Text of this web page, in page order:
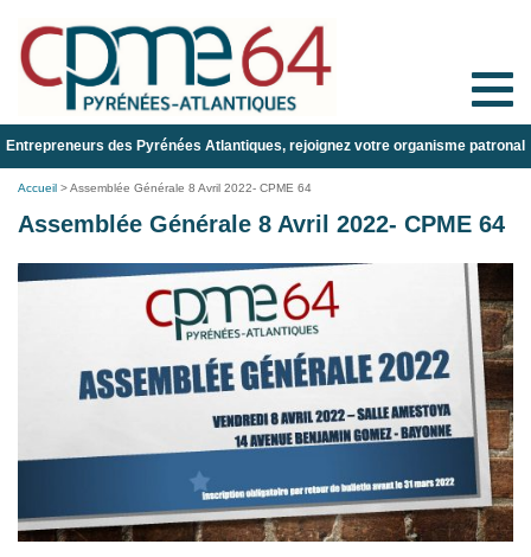
Toggle
Entrepreneurs des Pyrénées Atlantiques, rejoignez votre organisme patronal
Accueil >Assemblée Générale 8 Avril 2022- CPME 64
Assemblée Générale 8 Avril 2022- CPME 64